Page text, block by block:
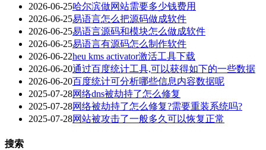
2026-06-25哈尔滨做网站需要多少钱费用
2026-06-25易语言怎么把源码做成软件
2026-06-25易语言源码和模块怎么做成软件
2026-06-25易语言有源码怎么制作软件
2026-06-22heu kms activator激活工具下载
2026-06-20通过百度统计工具,可以获得如下的一些数据
2026-06-20百度统计可分析哪些信息内容数据呢
2025-07-28网络dns被劫持了怎么修复
2025-07-28网络被劫持了怎么修复?需要重装系统吗?
2025-07-28网站被攻击了一般多久可以恢复正常
搜索